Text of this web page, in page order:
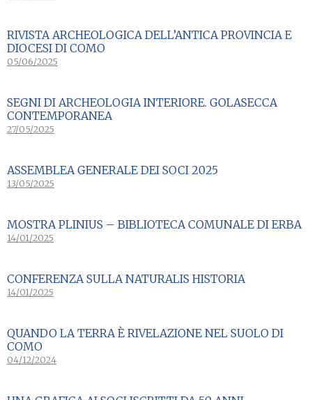
RIVISTA ARCHEOLOGICA DELL’ANTICA PROVINCIA E
DIOCESI DI COMO
05/06/2025
SEGNI DI ARCHEOLOGIA INTERIORE. GOLASECCA
CONTEMPORANEA
27/05/2025
ASSEMBLEA GENERALE DEI SOCI 2025
13/05/2025
MOSTRA PLINIUS – BIBLIOTECA COMUNALE DI ERBA
14/01/2025
CONFERENZA SULLA NATURALIS HISTORIA
14/01/2025
QUANDO LA TERRA È RIVELAZIONE NEL SUOLO DI
COMO
04/12/2024